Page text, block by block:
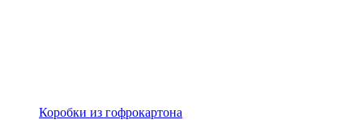
Коробки из гофрокартона